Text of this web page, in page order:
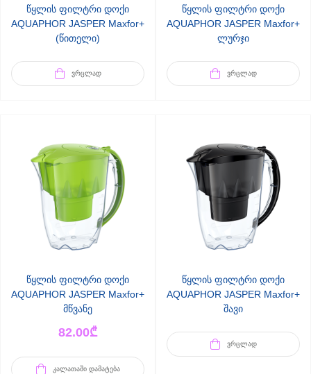
წყლის ფილტრი დოქი
AQUAPHOR JASPER Maxfor+
(წითელი)
ᲕᲠᲪᲚᲐᲓ
წყლის ფილტრი დოქი
AQUAPHOR JASPER Maxfor+
ლურჯი
ᲕᲠᲪᲚᲐᲓ
წყლის ფილტრი დოქი
AQUAPHOR JASPER Maxfor+
მწვანე
82.00₾
ᲙᲐᲚᲐᲗᲐᲨᲘ ᲓᲐᲛᲐᲢᲔᲑᲐ
წყლის ფილტრი დოქი
AQUAPHOR JASPER Maxfor+
შავი
ᲕᲠᲪᲚᲐᲓ